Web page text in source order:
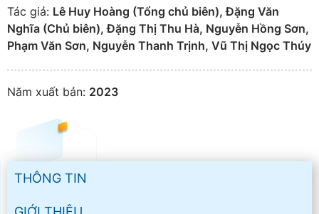
Tác giả: Lê Huy Hoàng (Tổng chủ biên), Đặng Văn
Nghĩa (Chủ biên), Đặng Thị Thu Hà, Nguyễn Hồng Sơn,
Phạm Văn Sơn, Nguyễn Thanh Trịnh, Vũ Thị Ngọc Thúy
Năm xuất bản: 2023
THÔNG TIN